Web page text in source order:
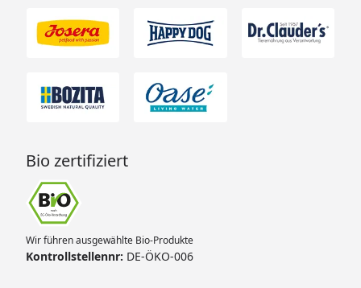
Bio zertifiziert
Wir führen ausgewählte Bio-Produkte
Kontrollstellennr: DE-ÖKO-006